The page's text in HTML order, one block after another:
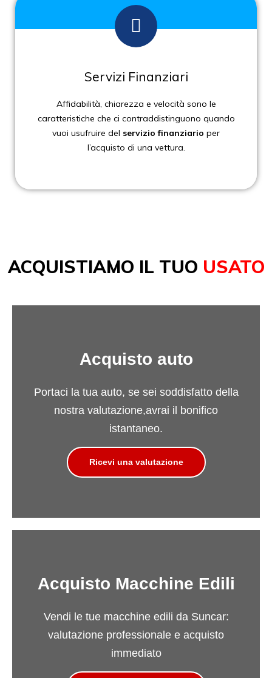
Servizi Finanziari
Affidabilità, chiarezza e velocità sono le
caratteristiche che ci contraddistinguono quando
vuoi usufruire del servizio finanziario per
l’acquisto di una vettura.
ACQUISTIAMO IL TUO USATO
Acquisto auto
Portaci la tua auto, se sei soddisfatto della
nostra valutazione,avrai il bonifico
istantaneo.
Ricevi una valutazione
Acquisto Macchine Edili
Vendi le tue macchine edili da Suncar:
valutazione professionale e acquisto
immediato